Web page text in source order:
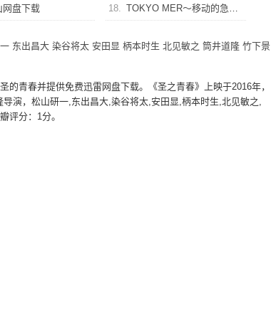
网盘下载 18. TOKYO MER～移动的急救室～ 南海任务 电影网盘下载
东出昌大 染谷将太 安田显 柄本时生 北见敏之 筒井道隆 竹下景
的青春并提供免费迅雷网盘下载。《圣之青春》上映于2016年，
演，松山研一,东出昌大,染谷将太,安田显,柄本时生,北见敏之,
评分：1分。